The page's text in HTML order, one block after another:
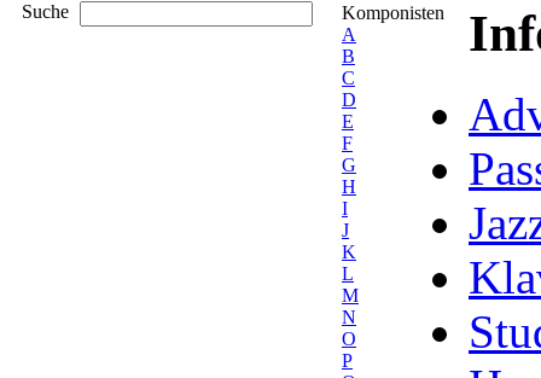
Suche
Komponisten
A
B
C
D
E
F
G
H
I
J
K
L
M
N
O
P